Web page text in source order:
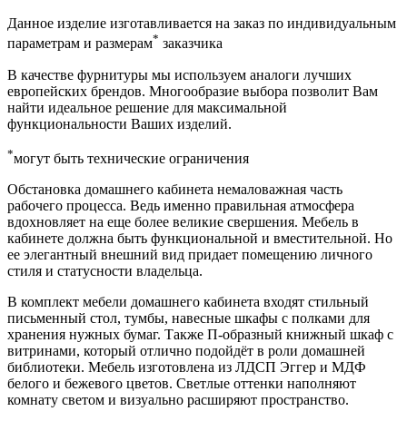
Данное изделие изготавливается на заказ по индивидуальным
параметрам и размерам* заказчика
В качестве фурнитуры мы используем аналоги лучших
европейских брендов. Многообразие выбора позволит Вам
найти идеальное решение для максимальной
функциональности Ваших изделий.
*могут быть технические ограничения
Обстановка домашнего кабинета немаловажная часть
рабочего процесса. Ведь именно правильная атмосфера
вдохновляет на еще более великие свершения. Мебель в
кабинете должна быть функциональной и вместительной. Но
ее элегантный внешний вид придает помещению личного
стиля и статусности владельца.
В комплект мебели домашнего кабинета входят стильный
письменный стол, тумбы, навесные шкафы с полками для
хранения нужных бумаг. Также П-образный книжный шкаф с
витринами, который отлично подойдёт в роли домашней
библиотеки. Мебель изготовлена из ЛДСП Эггер и МДФ
белого и бежевого цветов. Светлые оттенки наполняют
комнату светом и визуально расширяют пространство.